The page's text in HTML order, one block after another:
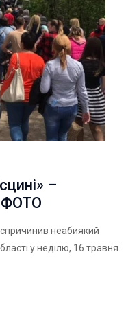
–
ФОТО
неабиякий
у неділю, 16 травня.